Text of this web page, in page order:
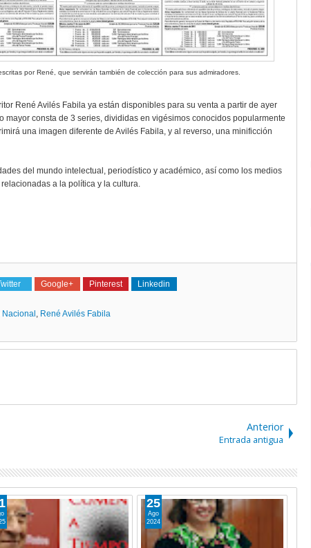
por René, que servirán también de colección para sus admiradores.
René Avilés Fabila ya están disponibles para su venta a partir de ayer
mayor consta de 3 series, divididas en vigésimos conocidos popularmente
una imagen diferente de Avilés Fabila, y al reverso, una minificción
del mundo intelectual, periodístico y académico, así como los medios
a la política y la cultura.
Google+ Pinterest Linkedin
Nacional , René Avilés Fabila
Anterior
Entrada antigua
04
Jun
2024